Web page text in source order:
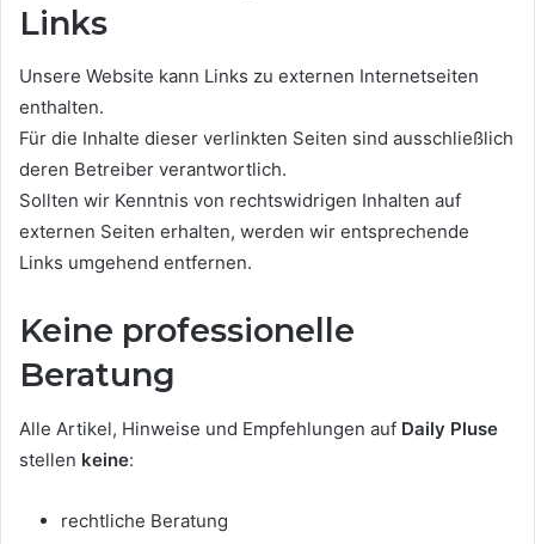
Links
Unsere Website kann Links zu externen Internetseiten
enthalten.
Für die Inhalte dieser verlinkten Seiten sind ausschließlich
deren Betreiber verantwortlich.
Sollten wir Kenntnis von rechtswidrigen Inhalten auf
externen Seiten erhalten, werden wir entsprechende
Links umgehend entfernen.
Keine professionelle
Beratung
Alle Artikel, Hinweise und Empfehlungen auf Daily Pluse
stellen keine:
rechtliche Beratung